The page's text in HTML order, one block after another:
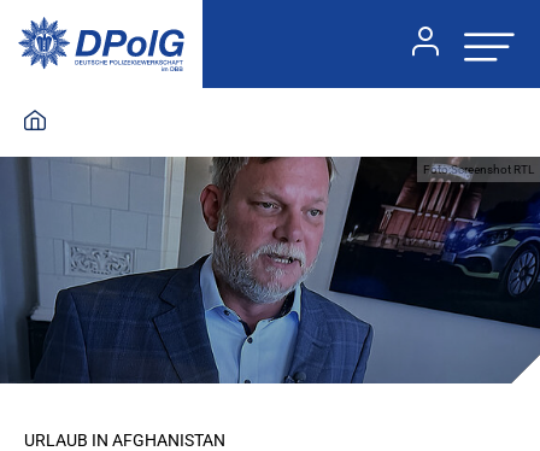
Foto:Screenshot RTL
URLAUB IN AFGHANISTAN